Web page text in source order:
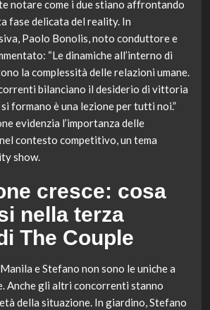
notare come i due stiano affrontando
fase delicata del reality. In
Paolo Bonolis, noto conduttore e
“Le dinamiche all’interno di
la complessità delle relazioni umane.
bilanciano il desiderio di vittoria
formano è una lezione per tutti noi.”
evidenzia l’importanza delle
contesto competitivo, un tema
show.
cresce: cosa
nella terza
The Couple
e Stefano non sono le uniche a
Anche gli altri concorrenti stanno
della situazione. In giardino, Stefano